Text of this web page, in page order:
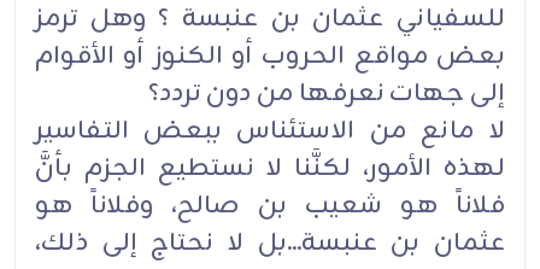
للسفياني عثمان بن عنبسة ؟ وهل ترمز
بعض مواقع الحروب أو الكنوز أو الأقوام
إلى جهات نعرفها من دون تردد؟
لا مانع من الاستئناس ببعض التفاسير
لهذه الأمور، لكنَّنا لا نستطيع الجزم بأنَّ
فلاناً هو شعيب بن صالح، وفلاناً هو
عثمان بن عنبسة...بل لا نحتاج إلى ذلك،